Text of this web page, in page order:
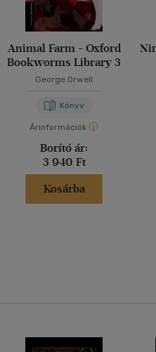
Animal Farm - Oxford
Bookworms Library 3
George Orwell
Könyv
Árinformációk
Borító ár:
3 940 Ft
Kosárba